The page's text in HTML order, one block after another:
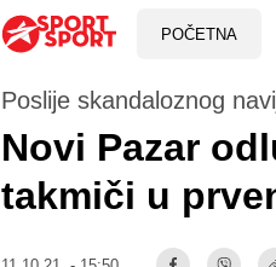
POČETNA
Poslije skandaloznog
Novi Pazar
takmiči u